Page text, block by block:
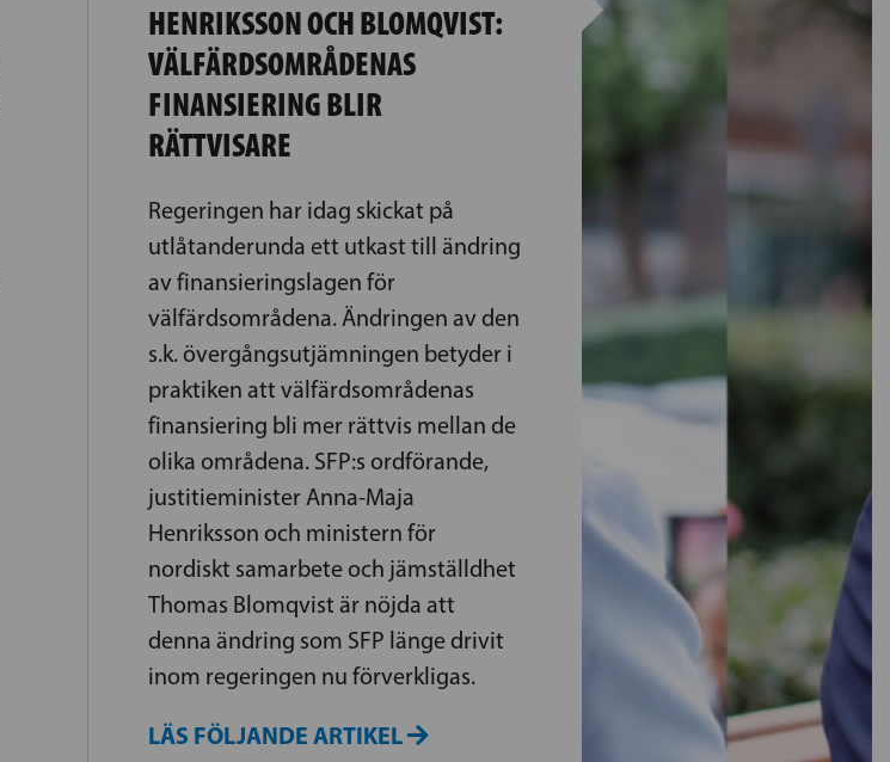
HENRIKSSON OCH BLOMQVIST:
VÄLFÄRDSOMRÅDENAS
FINANSIERING BLIR
RÄTTVISARE
Regeringen har idag skickat på
utlåtanderunda ett utkast till ändring
av finansieringslagen för
välfärdsområdena. Ändringen av den
s.k. övergångsutjämningen betyder i
praktiken att välfärdsområdenas
finansiering bli mer rättvis mellan de
olika områdena. SFP:s ordförande,
justitieminister Anna-Maja
Henriksson och ministern för
nordiskt samarbete och jämställdhet
Thomas Blomqvist är nöjda att
denna ändring som SFP länge drivit
inom regeringen nu förverkligas.
LÄS FÖLJANDE ARTIKEL